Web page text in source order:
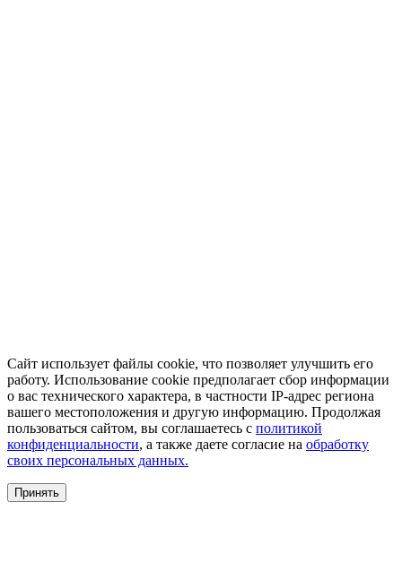
Сайт использует файлы cookie, что позволяет улучшить его
работу. Использование cookie предполагает сбор информации
о вас технического характера, в частности IP-адрес региона
вашего местоположения и другую информацию. Продолжая
пользоваться сайтом, вы соглашаетесь с политикой
конфиденциальности, а также даете согласие на обработку
своих персональных данных.
Принять